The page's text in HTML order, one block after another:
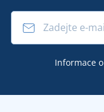
Informace o